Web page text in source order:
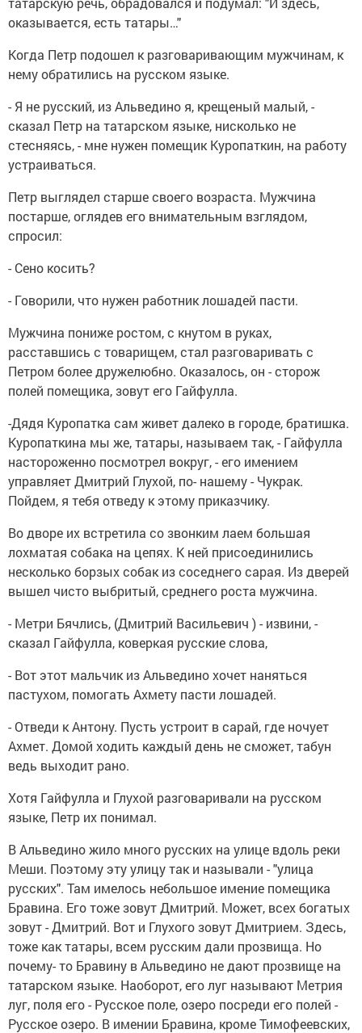
оказывается, есть татары…"
Когда Петр подошел к разговаривающим мужчинам, к
нему обратились на русском языке.
- Я не русский, из Альведино я, крещеный малый, -
сказал Петр на татарском языке, нисколько не
стесняясь, - мне нужен помещик Куропаткин, на работу
устраиваться.
Петр выглядел старше своего возраста. Мужчина
постарше, оглядев его внимательным взглядом,
спросил:
- Сено косить?
- Говорили, что нужен работник лошадей пасти.
Мужчина пониже ростом, с кнутом в руках,
расставшись с товарищем, стал разговаривать с
Петром более дружелюбно. Оказалось, он - сторож
полей помещика, зовут его Гайфулла.
-Дядя Куропатка сам живет далеко в городе, братишка.
Куропаткина мы же, татары, называем так, - Гайфулла
настороженно посмотрел вокруг, - его имением
управляет Дмитрий Глухой, по- нашему - Чукрак.
Пойдем, я тебя отведу к этому приказчику.
Во дворе их встретила со звонким лаем большая
лохматая собака на цепях. К ней присоединились
несколько борзых собак из соседнего сарая. Из дверей
вышел чисто выбритый, среднего роста мужчина.
- Метри Бячлись, (Дмитрий Васильевич ) - извини, -
сказал Гайфулла, коверкая русские слова,
- Вот этот мальчик из Альведино хочет наняться
пастухом, помогать Ахмету пасти лошадей.
- Отведи к Антону. Пусть устроит в сарай, где ночует
Ахмет. Домой ходить каждый день не сможет, табун
ведь выходит рано.
Хотя Гайфулла и Глухой разговаривали на русском
языке, Петр их понимал.
В Альведино жило много русских на улице вдоль реки
Меши. Поэтому эту улицу так и называли - "улица
русских". Там имелось небольшое имение помещика
Бравина. Его тоже зовут Дмитрий. Может, всех богатых
зовут - Дмитрий. Вот и Глухого зовут Дмитрием. Здесь,
тоже как татары, всем русским дали прозвища. Но
почему- то Бравину в Альведино не дают прозвище на
татарском языке. Наоборот, его луг называют Метрия
луг, поля его - Русское поле, озеро посреди его полей -
Русское озеро. В имении Бравина, кроме Тимофеевских,